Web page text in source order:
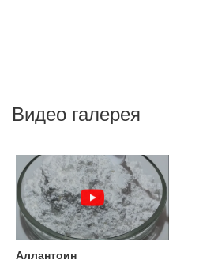
Видео галерея
Аллантоин